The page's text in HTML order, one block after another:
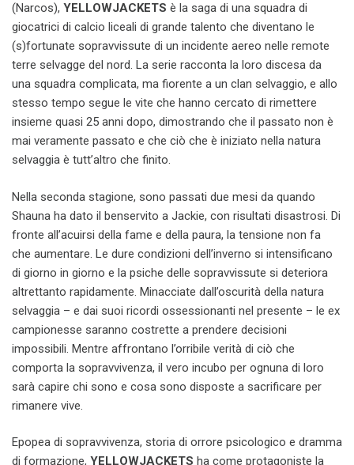
(Narcos), YELLOWJACKETS è la saga di una squadra di
giocatrici di calcio liceali di grande talento che diventano le
(s)fortunate sopravvissute di un incidente aereo nelle remote
terre selvagge del nord. La serie racconta la loro discesa da
una squadra complicata, ma fiorente a un clan selvaggio, e allo
stesso tempo segue le vite che hanno cercato di rimettere
insieme quasi 25 anni dopo, dimostrando che il passato non è
mai veramente passato e che ciò che è iniziato nella natura
selvaggia è tutt’altro che finito.
Nella seconda stagione, sono passati due mesi da quando
Shauna ha dato il benservito a Jackie, con risultati disastrosi. Di
fronte all’acuirsi della fame e della paura, la tensione non fa
che aumentare. Le dure condizioni dell’inverno si intensificano
di giorno in giorno e la psiche delle sopravvissute si deteriora
altrettanto rapidamente. Minacciate dall’oscurità della natura
selvaggia – e dai suoi ricordi ossessionanti nel presente – le ex
campionesse saranno costrette a prendere decisioni
impossibili. Mentre affrontano l’orribile verità di ciò che
comporta la sopravvivenza, il vero incubo per ognuna di loro
sarà capire chi sono e cosa sono disposte a sacrificare per
rimanere vive.
Epopea di sopravvivenza, storia di orrore psicologico e dramma
di formazione, YELLOWJACKETS ha come protagoniste la